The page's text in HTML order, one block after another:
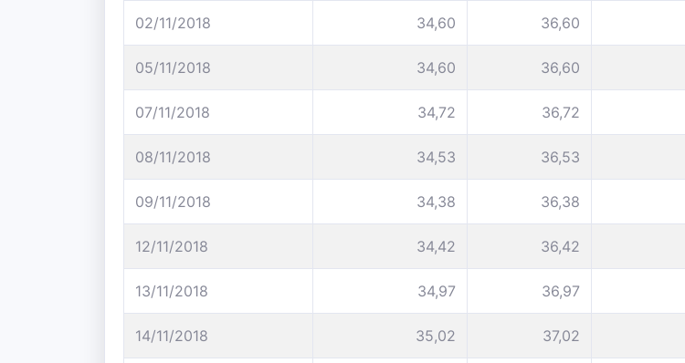
02/11/2018 34,60 36,60
05/11/2018 34,60 36,60
07/11/2018 34,72 36,72
08/11/2018 34,53 36,53
09/11/2018 34,38 36,38
12/11/2018 34,42 36,42
13/11/2018 34,97 36,97
14/11/2018 35,02 37,02